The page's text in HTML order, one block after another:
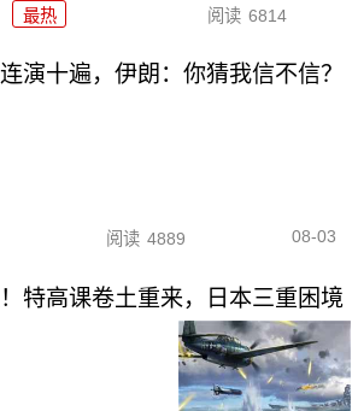
最热 阅读 6814
演十遍，伊朗：你猜我信不信？
阅读 4889 08-03
特高课卷土重来，日本三重困境